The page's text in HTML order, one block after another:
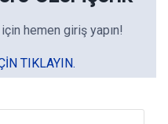
için hemen giriş yapın!
TIKLAYIN.